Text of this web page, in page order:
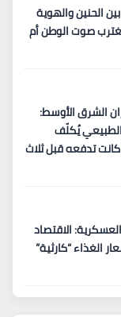
الحنين والهوية
صوت الوطن أم
الشرق الأوسط:
والغاز الطبيعي يُكلّف
كانت تدفعه قبل ثلاث
العسكرية: الاقتصاد
الغذاء “كارثية”